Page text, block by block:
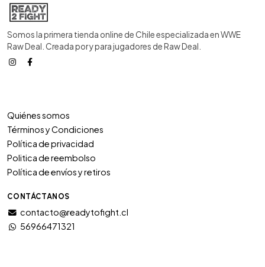
Somos la primera tienda online de Chile especializada en WWE
Raw Deal. Creada por y para jugadores de Raw Deal.
Quiénes somos
Términos y Condiciones
Política de privacidad
Politica de reembolso
Política de envíos y retiros
CONTÁCTANOS
contacto@readytofight.cl
56966471321